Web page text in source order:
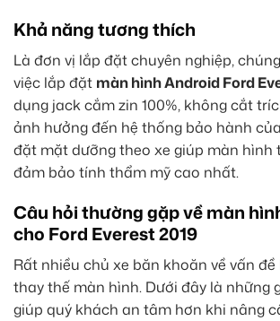
Khả năng tương thích
Là đơn vị lắp đặt chuyên nghiệp,
việc lắp đặt màn hình Android Ford
dụng jack cắm zin 100%, không cắt
ảnh hưởng đến hệ thống bảo hành
đặt mặt dưỡng theo xe giúp màn hình
đảm bảo tính thẩm mỹ cao nhất.
Câu hỏi thường gặp về màn
cho Ford Everest 2019
Rất nhiều chủ xe băn khoăn về vấn
thay thế màn hình. Dưới đây là những
giúp quý khách an tâm hơn khi nâng